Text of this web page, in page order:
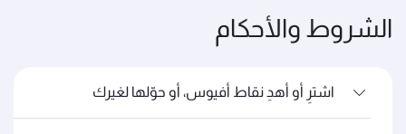
الشروط والأحكام
اشترِ أو أهدِ نقاط أفيوس، أو حوّلها لغيرك